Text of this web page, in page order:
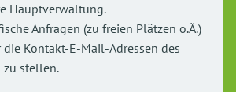
Hauptverwaltung.
Anfragen (zu freien Plätzen o.Ä.)
Kontakt-E-Mail-Adressen des
zu stellen.